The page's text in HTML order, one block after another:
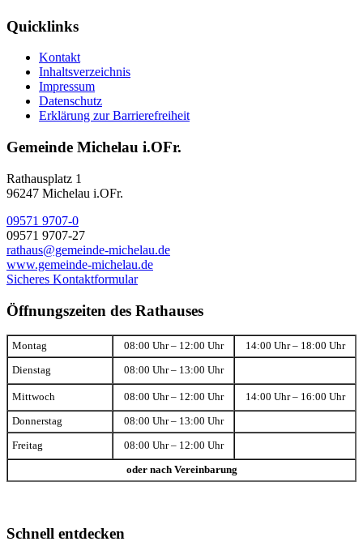
Quicklinks
Kontakt
Inhaltsverzeichnis
Impressum
Datenschutz
Erklärung zur Barrierefreiheit
Gemeinde Michelau i.OFr.
Rathausplatz 1
96247 Michelau i.OFr.
09571 9707-0
09571 9707-27
rathaus@gemeinde-michelau.de
www.gemeinde-michelau.de
Sicheres Kontaktformular
Öffnungszeiten des Rathauses
Montag 08:00 Uhr – 12:00 Uhr 14:00 Uhr – 18:00 Uhr
Dienstag 08:00 Uhr – 13:00 Uhr
Mittwoch 08:00 Uhr – 12:00 Uhr 14:00 Uhr – 16:00 Uhr
Donnerstag 08:00 Uhr – 13:00 Uhr
Freitag 08:00 Uhr – 12:00 Uhr
oder nach Vereinbarung
Schnell entdecken